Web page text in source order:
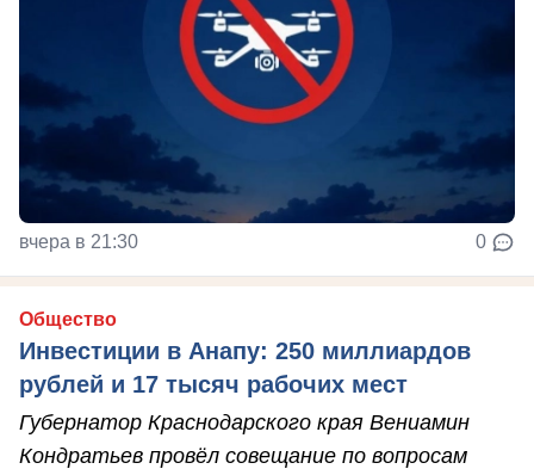
вчера в 21:30 0
Общество
Инвестиции в Анапу: 250 миллиардов
рублей и 17 тысяч рабочих мест
Губернатор Краснодарского края Вениамин
Кондратьев провёл совещание по вопросам